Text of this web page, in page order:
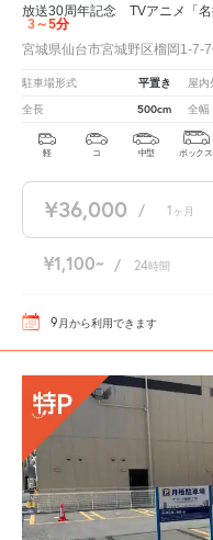
放送30周年記念 TVアニメ「名
3～5分
宮城県仙台市宮城野区榴岡1-7-
駐車場形式 平置き 屋内
全長 500cm 全幅
軽 コ 中型 ボックス
¥36,000 / 1 ヶ月
¥1,100 / 24時間
9 月 から利用できます